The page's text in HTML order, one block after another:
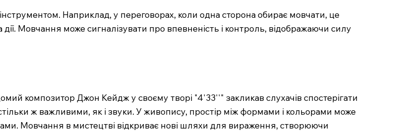
Наприклад, у переговорах, коли одна сторона обирає мовчати, це
Мовчання може сигналізувати про впевненість і контроль, відображаючи силу
композитор Джон Кейдж у своєму творі "4'33''" закликав слухачів спостерігати
ж важливими, як і звуки. У живопису, простір між формами і кольорами може
Мовчання в мистецтві відкриває нові шляхи для вираження, створюючи